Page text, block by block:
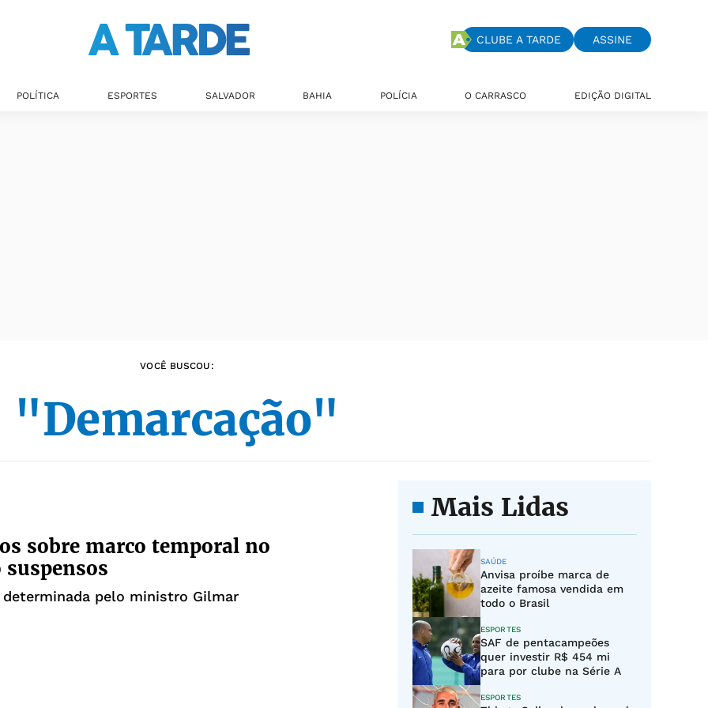
CLUBE A TARDE ASSINE
POLÍTICA ESPORTES SALVADOR BAHIA POLÍCIA O CARRASCO EDIÇÃO DIGITAL
VOCÊ BUSCOU:
"Demarcação"
sobre marco temporal no
suspensos
pelo ministro Gilmar
Mais Lidas
SAÚDE
Anvisa proíbe marca de
azeite famosa vendida em
todo o Brasil
ESPORTES
SAF de pentacampeões
quer investir R$ 454 mi
para por clube na Série A
ESPORTES